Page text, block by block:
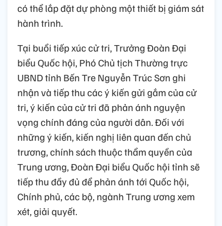
có thể lắp đặt dự phòng một thiết bị giám sát
hành trình.
Tại buổi tiếp xúc cử tri, Trưởng Đoàn Đại
biểu Quốc hội, Phó Chủ tịch Thường trực
UBND tỉnh Bến Tre Nguyễn Trúc Sơn ghi
nhận và tiếp thu các ý kiến gửi gắm của cử
tri, ý kiến của cử tri đã phản ánh nguyện
vọng chính đáng của người dân. Đối với
những ý kiến, kiến nghị liên quan đến chủ
trương, chính sách thuộc thẩm quyền của
Trung ương, Đoàn Đại biểu Quốc hội tỉnh sẽ
tiếp thu đầy đủ để phản ánh tới Quốc hội,
Chính phủ, các bộ, ngành Trung ương xem
xét, giải quyết.